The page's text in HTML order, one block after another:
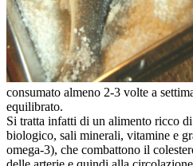
consumato almeno 2-3 volte a
equilibrato.
Si tratta infatti di un alimento ricco
biologico, sali minerali, vitamine e
omega-3), che combattono il